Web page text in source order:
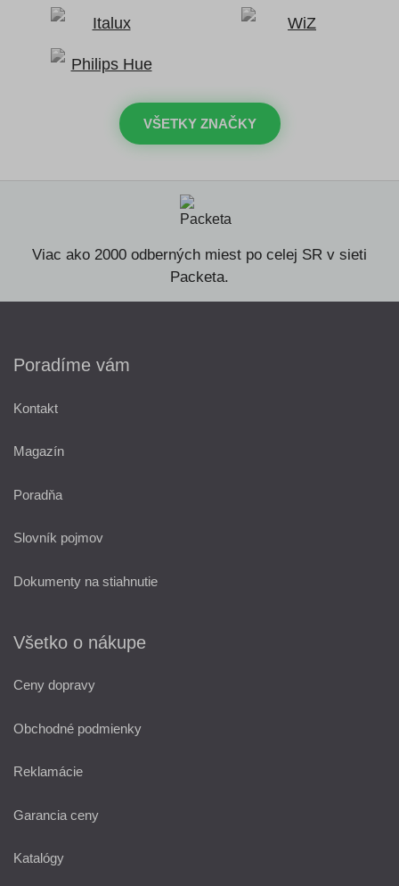
VŠETKY ZNAČKY
Viac ako 2000 odberných miest po celej SR v sieti
Packeta.
Poradíme vám
Kontakt
Magazín
Poradňa
Slovník pojmov
Dokumenty na stiahnutie
Všetko o nákupe
Ceny dopravy
Obchodné podmienky
Reklamácie
Garancia ceny
Katalógy